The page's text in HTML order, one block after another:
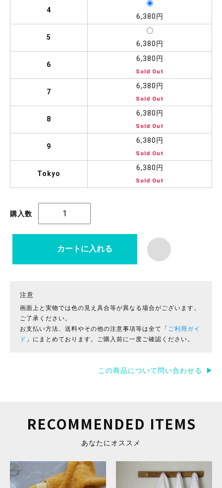
4
6,380円
5
6,380円
6
6,380円
Sold Out
7
6,380円
Sold Out
8
6,380円
Sold Out
9
6,380円
Sold Out
Tokyo
6,380円
Sold Out
購入数
注意
画面上と実物では色の見え具合等が異なる場合がございます。
ご了承ください。
お支払い方法、送料やその他の注意事項等は全て「 ご利用ガイ
ド 」にまとめております。ご購入前に一度ご確認ください。
この商品について問い合わせる
RECOMMENDED ITEMS
あなたにオススメ